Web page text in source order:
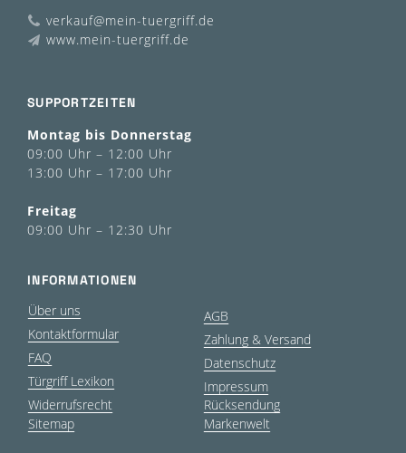
verkauf@mein-tuergriff.de
www.mein-tuergriff.de
SUPPORTZEITEN
Montag bis Donnerstag
09:00 Uhr – 12:00 Uhr
13:00 Uhr – 17:00 Uhr
Freitag
09:00 Uhr – 12:30 Uhr
INFORMATIONEN
Über uns
Kontaktformular
FAQ
Türgriff Lexikon
Widerrufsrecht
Sitemap
AGB
Zahlung & Versand
Datenschutz
Impressum
Rücksendung
Markenwelt